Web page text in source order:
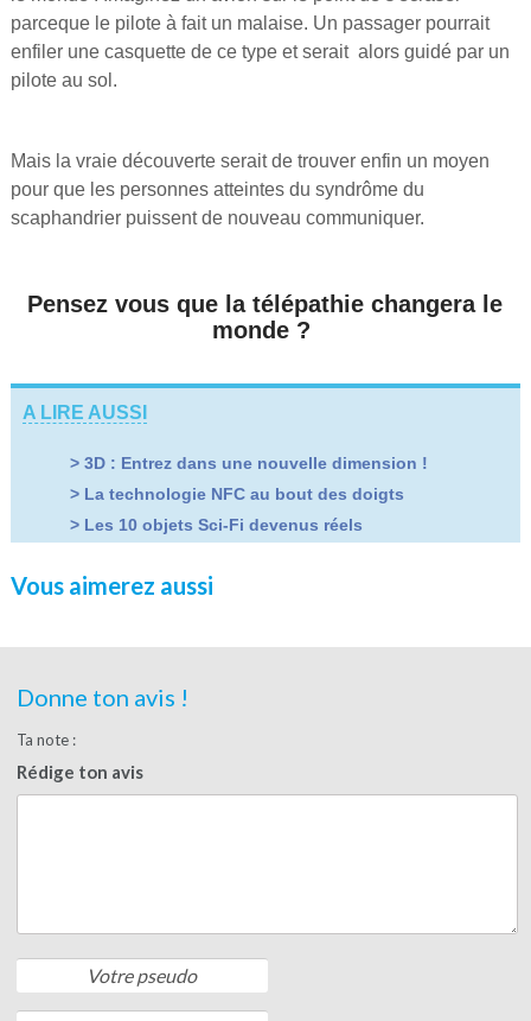
parceque le pilote à fait un malaise. Un passager pourrait
enfiler une casquette de ce type et serait alors guidé par un
pilote au sol.
Mais la vraie découverte serait de trouver enfin un moyen
pour que les personnes atteintes du syndrôme du
scaphandrier puissent de nouveau communiquer.
Pensez vous que la télépathie changera le
monde ?
A LIRE AUSSI
> 3D : Entrez dans une nouvelle dimension !
> La technologie NFC au bout des doigts
> Les 10 objets Sci-Fi devenus réels
Vous aimerez aussi
Donne ton avis !
Ta note :
Rédige ton avis